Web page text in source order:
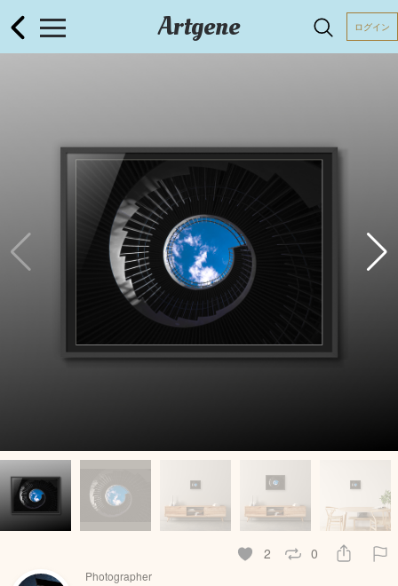
Artgene ログイン
2 0
Photographer